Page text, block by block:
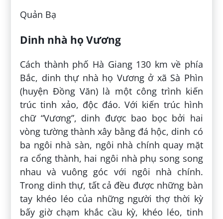
Quản Bạ
Dinh nhà họ Vương
Cách thành phố Hà Giang 130 km về phía
Bắc, dinh thự nhà họ Vương ở xã Sà Phìn
(huyện Đồng Văn) là một công trình kiến
trúc tinh xảo, độc đáo. Với kiến trúc hình
chữ “Vương”, dinh được bao bọc bởi hai
vòng tường thành xây bằng đá hộc, dinh có
ba ngôi nhà sàn, ngôi nhà chính quay mặt
ra cổng thành, hai ngôi nhà phụ song song
nhau và vuông góc với ngôi nhà chính.
Trong dinh thự, tất cả đều được những bàn
tay khéo léo của những người thợ thời kỳ
bấy giờ chạm khắc cầu kỳ, khéo léo, tinh